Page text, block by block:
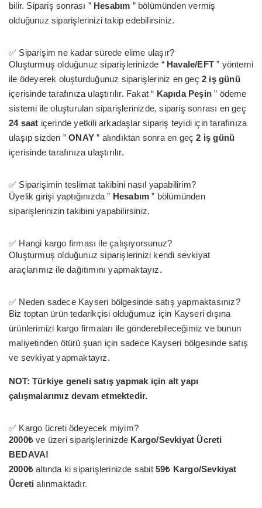
bilir. Sipariş sonrası ” Hesabım ” bölümünden vermiş
olduğunuz siparişlerinizi takip edebilirsiniz.
✅ Siparişim ne kadar sürede elime ulaşır?
Oluşturmuş olduğunuz siparişlerinizde “Havale/EFT ” yöntemi
ile ödeyerek oluşturduğunuz siparişleriniz en geç2 iş günü
içerisinde tarafınıza ulaştırılır. Fakat “ Kapıda Peşin ” ödeme
sistemi ile oluşturulan siparişlerinizde, sipariş sonrası en geç
24 saat içerinde yetkili arkadaşlar sipariş teyidi için tarafınıza
ulaşıp sizden ”ONAY ” alındıktan sonra en geç2 iş günü
içerisinde tarafınıza ulaştırılır.
✅ Siparişimin teslimat takibini nasıl yapabilirim?
Üyelik girişi yaptığınızda ” Hesabım ” bölümünden
siparişlerinizin takibini yapabilirsiniz.
✅ Hangi kargo firması ile çalışıyorsunuz?
Oluşturmuş olduğunuz siparişlerinizi kendi sevkiyat
araçlarımız ile dağıtımını yapmaktayız.
✅ Neden sadece Kayseri bölgesinde satış yapmaktasınız?
Biz toptan ürün tedarikçisi olduğumuz için Kayseri dışına
ürünlerimizi kargo firmaları ile gönderebileceğimiz ve bunun
maliyetinden ötürü şuan için sadece Kayseri bölgesinde satış
ve sevkiyat yapmaktayız.
NOT: Türkiye geneli satış yapmak için alt yapı
çalışmalarımız devam etmektedir.
✅ Kargo ücreti ödeyecek miyim?
2000₺ ve üzeri siparişlerinizde Kargo/Sevkiyat Ücreti
BEDAVA!
2000₺ altında ki siparişlerinizde sabit 59₺ Kargo/Sevkiyat
Ücreti alınmaktadır.